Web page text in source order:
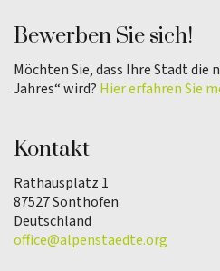
Bewerben Sie sich!
Möchten Sie, dass Ihre Stadt die
Jahres“ wird? Hier erfahren Sie
Kontakt
Rathausplatz 1
87527 Sonthofen
Deutschland
office@alpenstaedte.org